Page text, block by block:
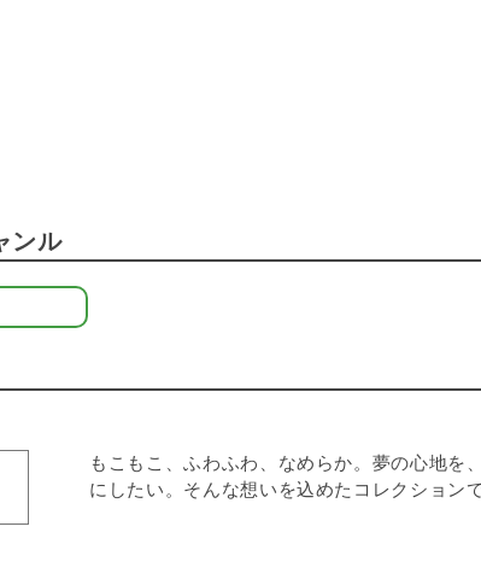
ンル
もこもこ、ふわふわ、なめらか。夢の心地
にしたい。そんな想いを込めたコレクションで